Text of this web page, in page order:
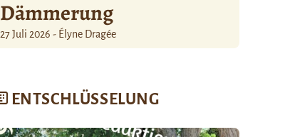
Dämmerung
27 Juli 2026 - Élyne Dragée
ENTSCHLÜSSELUNG